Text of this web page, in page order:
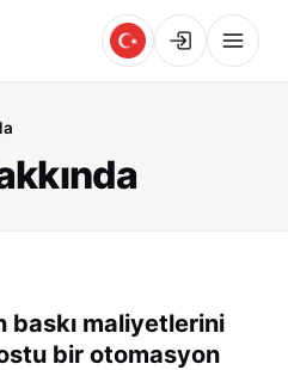
baskı maliyetlerini
bir otomasyon